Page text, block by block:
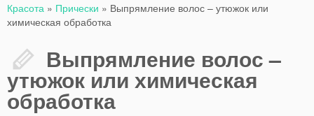
Красота » Прически » Выпрямление волос – утюжок или
химическая обработка
Выпрямление волос –
утюжок или химическая
обработка